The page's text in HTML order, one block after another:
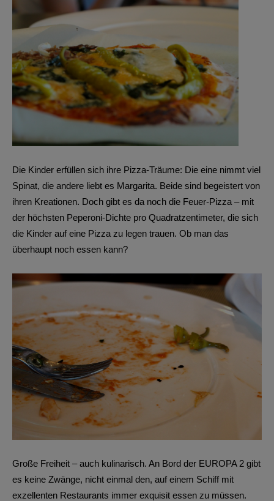
Die Kinder erfüllen sich ihre Pizza-Träume: Die eine nimmt viel
Spinat, die andere liebt es Margarita. Beide sind begeistert von
ihren Kreationen. Doch gibt es da noch die Feuer-Pizza – mit
der höchsten Peperoni-Dichte pro Quadratzentimeter, die sich
die Kinder auf eine Pizza zu legen trauen. Ob man das
überhaupt noch essen kann?
Große Freiheit – auch kulinarisch. An Bord der EUROPA 2 gibt
es keine Zwänge, nicht einmal den, auf einem Schiff mit
exzellenten Restaurants immer exquisit essen zu müssen.